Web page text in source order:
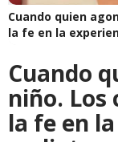
Cuando quien
la fe en la
Cuando
niño. Los
la fe en